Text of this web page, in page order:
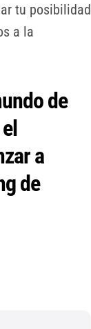
tu posibilidad
a la
de
a
de